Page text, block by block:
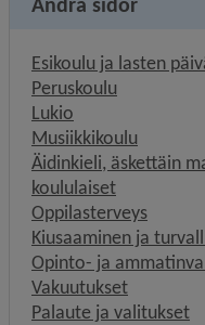
Esikoulu ja lasten
Peruskoulu
Lukio
Musiikkikoulu
Äidinkieli, äskettäin
koululaiset
Oppilasterveys
Kiusaaminen ja
Opinto- ja
Vakuutukset
Palaute ja valitukset